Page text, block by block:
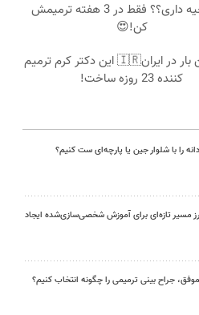
جای بخیه داری؟؟ فقط در 3 هفته ترمیمش
کن!😍
برای اولین بار در ایران🇮🇷 این دکتر کرم ترمیم
کننده 23 روزه ساخت!
را با شلوار جین یا پارچه‌ای ست کنیم؟
مسیر تازه‌ای برای آموزش شخصی‌سازی‌شده ایجاد
جراح بینی ترمیمی را چگونه انتخاب کنیم؟